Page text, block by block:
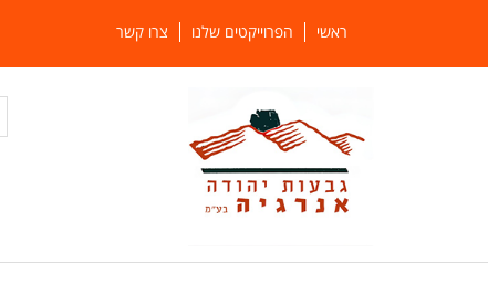
ראשי הפרוייקטים שלנו צרו קשר